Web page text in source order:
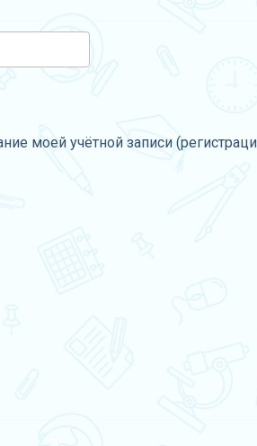
моей учётной записи